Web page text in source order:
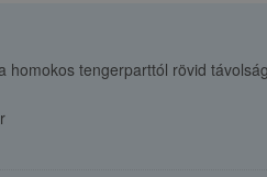
homokos tengerparttól rövid
Szent Miklós